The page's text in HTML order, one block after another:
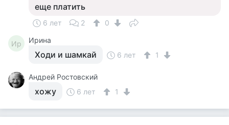
еще платить
6 лет 2 0
Ир Ирина
Ходи и шамкай 6 лет 1
Андрей Ростовский
хожу 6 лет 1